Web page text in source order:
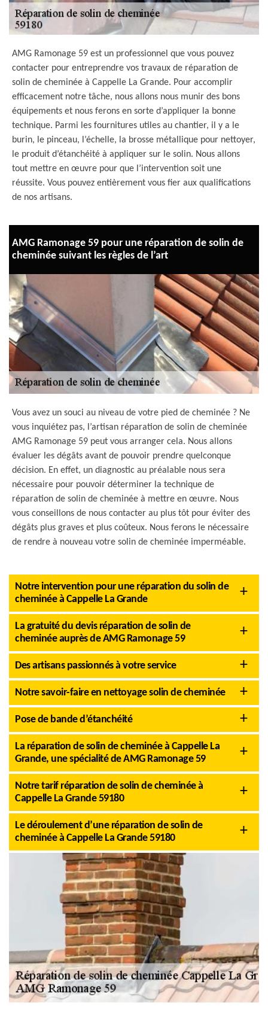
AMG Ramonage 59 est un professionnel que vous pouvez
contacter pour entreprendre vos travaux de réparation de
solin de cheminée à Cappelle La Grande. Pour accomplir
efficacement notre tâche, nous allons nous munir des bons
équipements et nous ferons en sorte d’appliquer la bonne
technique. Parmi les fournitures utiles au chantier, il y a le
burin, le pinceau, l’échelle, la brosse métallique pour nettoyer,
le produit d’étanchéité à appliquer sur le solin. Nous allons
tout mettre en œuvre pour que l’intervention soit une
réussite. Vous pouvez entièrement vous fier aux qualifications
de nos artisans.
AMG Ramonage 59 pour une réparation de solin de
cheminée suivant les règles de l’art
Vous avez un souci au niveau de votre pied de cheminée ? Ne
vous inquiétez pas, l’artisan réparation de solin de cheminée
AMG Ramonage 59 peut vous arranger cela. Nous allons
évaluer les dégâts avant de pouvoir prendre quelconque
décision. En effet, un diagnostic au préalable nous sera
nécessaire pour pouvoir déterminer la technique de
réparation de solin de cheminée à mettre en œuvre. Nous
vous conseillons de nous contacter au plus tôt pour éviter des
dégâts plus graves et plus coûteux. Nous ferons le nécessaire
de rendre à nouveau votre solin de cheminée imperméable.
Notre intervention pour une réparation du solin de
cheminée à Cappelle La Grande
La gratuité du devis réparation de solin de
cheminée auprès de AMG Ramonage 59
Des artisans passionnés à votre service
Notre savoir-faire en nettoyage solin de cheminée
Pose de bande d’étanchéité
La réparation de solin de cheminée à Cappelle La
Grande, une spécialité de AMG Ramonage 59
Notre tarif réparation de solin de cheminée à
Cappelle La Grande 59180
Le déroulement d’une réparation de solin de
cheminée à Cappelle La Grande 59180